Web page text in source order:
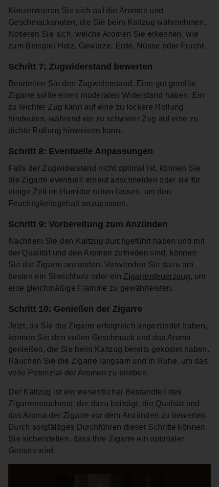
Konzentrieren Sie sich auf die Aromen und
Geschmacksnoten, die Sie beim Kaltzug wahrnehmen.
Notieren Sie sich, welche Aromen Sie erkennen, wie
zum Beispiel Holz, Gewürze, Erde, Nüsse oder Frucht.
Schritt 7: Zugwiderstand bewerten
Beurteilen Sie den Zugwiderstand. Eine gut gerollte
Zigarre sollte einen moderaten Widerstand haben. Ein
zu leichter Zug kann auf eine zu lockere Rollung
hindeuten, während ein zu schwerer Zug auf eine zu
dichte Rollung hinweisen kann.
Schritt 8: Eventuelle Anpassungen
Falls der Zugwiderstand nicht optimal ist, können Sie
die Zigarre eventuell erneut anschneiden oder sie für
einige Zeit im Humidor ruhen lassen, um den
Feuchtigkeitsgehalt anzupassen.
Schritt 9: Vorbereitung zum Anzünden
Nachdem Sie den Kaltzug durchgeführt haben und mit
der Qualität und den Aromen zufrieden sind, können
Sie die Zigarre anzünden. Verwenden Sie dazu am
besten ein Streichholz oder ein Zigarrenfeuerzeug, um
eine gleichmäßige Flamme zu gewährleisten.
Schritt 10: Genießen der Zigarre
Jetzt, da Sie die Zigarre erfolgreich angezündet haben,
können Sie den vollen Geschmack und das Aroma
genießen, die Sie beim Kaltzug bereits gekostet haben.
Rauchen Sie die Zigarre langsam und in Ruhe, um das
volle Potenzial der Aromen zu erleben.
Der Kaltzug ist ein wesentlicher Bestandteil des
Zigarrenrauchens, der dazu beiträgt, die Qualität und
das Aroma der Zigarre vor dem Anzünden zu bewerten.
Durch sorgfältiges Durchführen dieser Schritte können
Sie sicherstellen, dass Ihre Zigarre ein optimaler
Genuss wird.